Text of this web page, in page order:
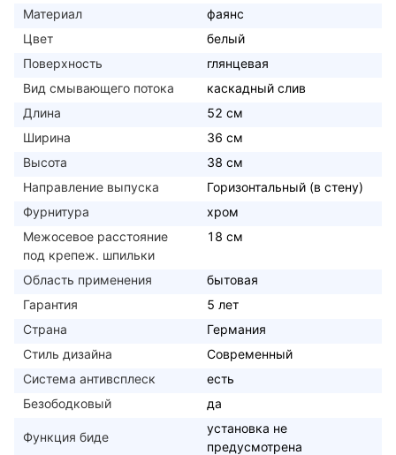
Материал
фаянс
Цвет
белый
Поверхность
глянцевая
Вид смывающего потока
каскадный слив
Длина
52 см
Ширина
36 см
Высота
38 см
Направление выпуска
Горизонтальный (в стену)
Фурнитура
хром
Межосевое расстояние
под крепеж. шпильки
18 см
Область применения
бытовая
Гарантия
5 лет
Страна
Германия
Стиль дизайна
Современный
Система антивсплеск
есть
Безободковый
да
Функция биде
установка не
предусмотрена